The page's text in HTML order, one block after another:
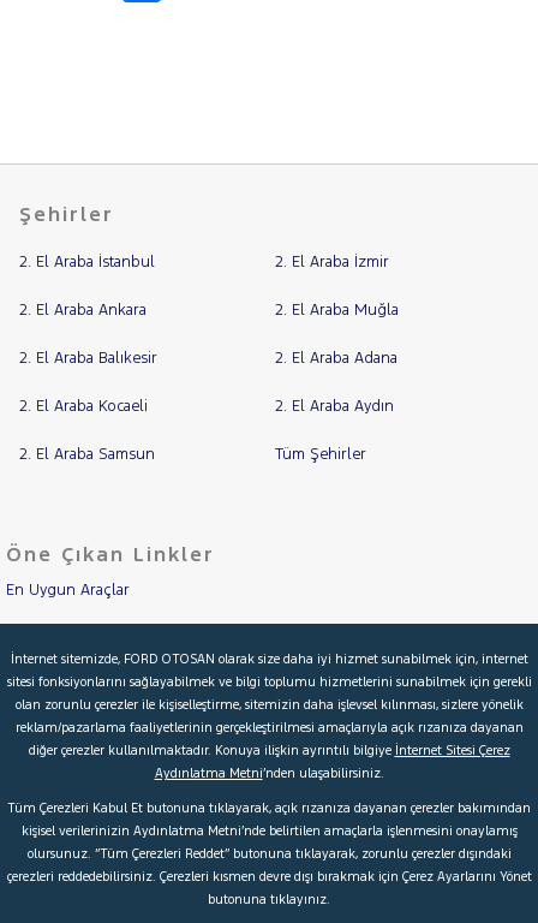
Şehirler
2. El Araba İstanbul 2. El Araba İzmir
2. El Araba Ankara 2. El Araba Muğla
2. El Araba Balıkesir 2. El Araba Adana
2. El Araba Kocaeli 2. El Araba Aydın
2. El Araba Samsun Tüm Şehirler
Öne Çıkan Linkler
En Uygun Araçlar
İkinci El Garanti
Kampanyalar
Kredi Hesaplama & Başvuru
© 2026 Ford Türkiye Ford Kurumsal Hakkımızda
Şartlar & Kişisel Verilerin Korunması S.S.S.
İnternet sitemizde, FORD OTOSAN olarak size daha iyi hizmet sunabilmek için, internet
sitesi fonksiyonlarını sağlayabilmek ve bilgi toplumu hizmetlerini sunabilmek için gerekli
olan zorunlu çerezler ile kişiselleştirme, sitemizin daha işlevsel kılınması, sizlere yönelik
reklam/pazarlama faaliyetlerinin gerçekleştirilmesi amaçlarıyla açık rızanıza dayanan
diğer çerezler kullanılmaktadır. Konuya ilişkin ayrıntılı bilgiye İnternet Sitesi Çerez
Aydınlatma Metni’nden ulaşabilirsiniz.
Tüm Çerezleri Kabul Et butonuna tıklayarak, açık rızanıza dayanan çerezler bakımından
kişisel verilerinizin Aydınlatma Metni’nde belirtilen amaçlarla işlenmesini onaylamış
olursunuz. “Tüm Çerezleri Reddet” butonuna tıklayarak, zorunlu çerezler dışındaki
çerezleri reddedebilirsiniz. Çerezleri kısmen devre dışı bırakmak için Çerez Ayarlarını Yönet
butonuna tıklayınız.